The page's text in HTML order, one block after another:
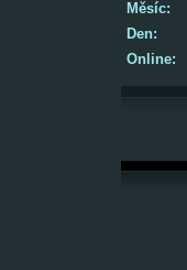
Online:
Měsíc:
Den: